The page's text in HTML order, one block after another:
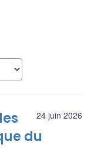
24 juin 2026
du